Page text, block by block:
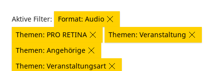
Aktive Filter:
Format: Audio
Themen: PRO RETINA
Themen: Veranstaltung
Themen: Angehörige
Themen: Veranstaltungsart